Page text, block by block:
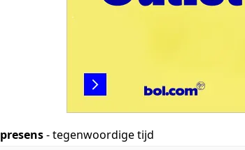
presens- tegenwoordige tijd